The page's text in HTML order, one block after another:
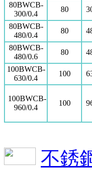
80BWCB-
300/0.4
80
80BWCB-
480/0.4
80
80BWCB-
480/0.6
80
100BWCB-
630/0.4
100
100BWCB-
960/0.4
100
不銹